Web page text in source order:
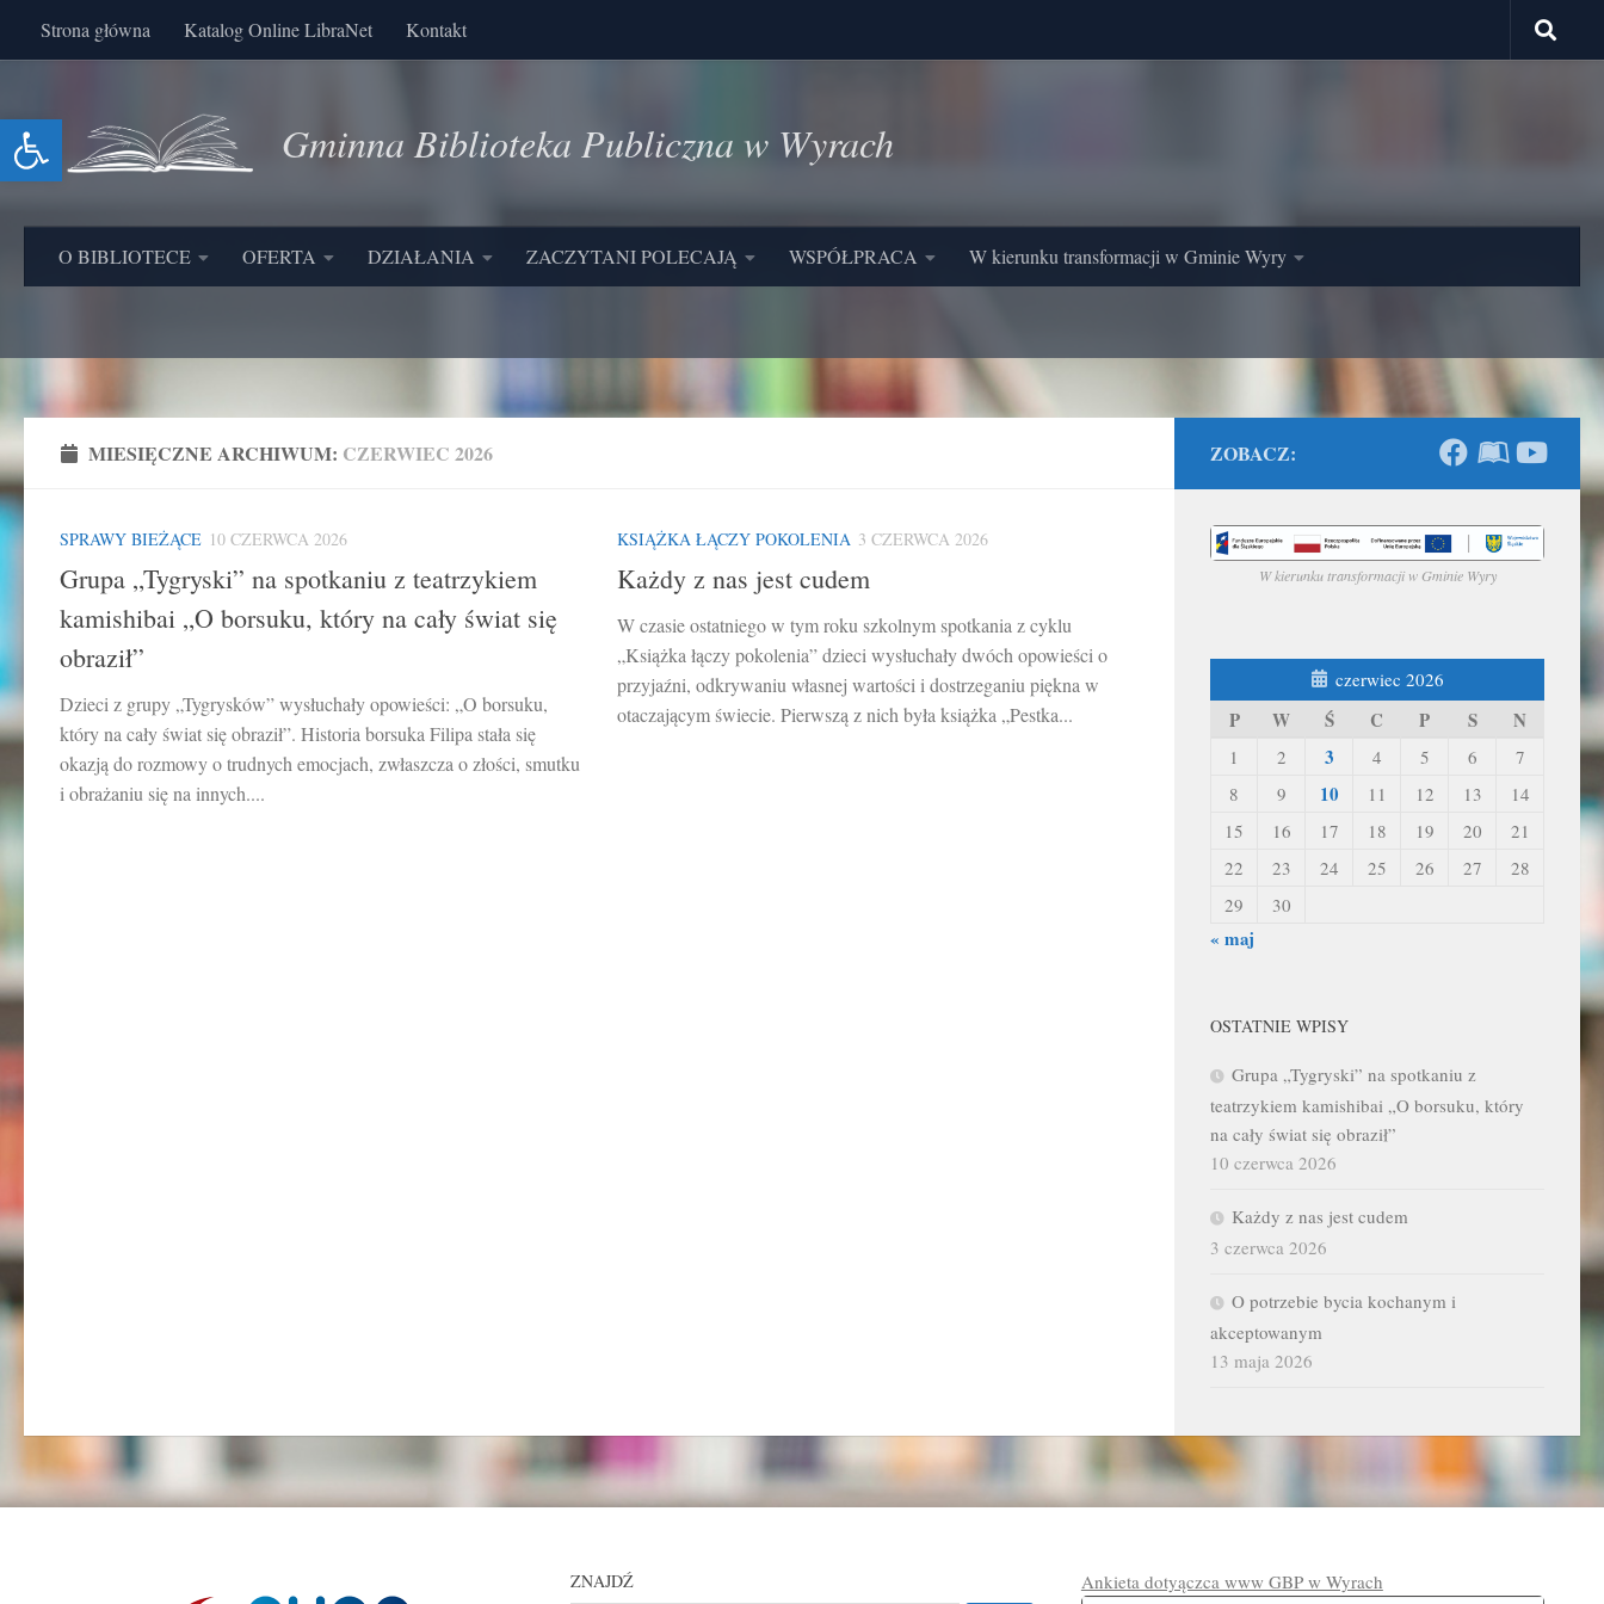
Otwórz pasek narzędzi
Skip to content
Strona główna Katalog Online LibraNet Kontakt
Gminna Biblioteka Publiczna w Wyrach
O BIBLIOTECE OFERTA DZIAŁANIA ZACZYTANI POLECAJĄ WSPÓŁPRACA W kierunku transformacji w Gminie Wyry
MIESIĘCZNE ARCHIWUM: CZERWIEC 2026
SPRAWY BIEŻĄCE 10 CZERWCA 2026
Grupa „Tygryski” na spotkaniu z teatrzykiem
kamishibai „O borsuku, który na cały świat się
obraził”
Dzieci z grupy „Tygrysków” wysłuchały opowieści: „O borsuku,
który na cały świat się obraził”. Historia borsuka Filipa stała się
okazją do rozmowy o trudnych emocjach, zwłaszcza o złości, smutku
i obrażaniu się na innych....
KSIĄŻKA ŁĄCZY POKOLENIA 3 CZERWCA 2026
Każdy z nas jest cudem
W czasie ostatniego w tym roku szkolnym spotkania z cyklu
„Książka łączy pokolenia” dzieci wysłuchały dwóch opowieści o
przyjaźni, odkrywaniu własnej wartości i dostrzeganiu piękna w
otaczającym świecie. Pierwszą z nich była książka „Pestka...
ZOBACZ:
W kierunku transformacji w Gminie Wyry
czerwiec 2026
P W Ś C P S N
1 2 3 4 5 6
7
8
9 10 11 12 13
14
15
16 17 18 19 20
21
22
23 24 25 26 27
28
29
30
« maj
OSTATNIE WPISY
Grupa „Tygryski” na spotkaniu z
teatrzykiem kamishibai „O borsuku, który
na cały świat się obraził”
10 czerwca 2026
Każdy z nas jest cudem
3 czerwca 2026
O potrzebie bycia kochanym i
akceptowanym
13 maja 2026
ZNAJDŹ Ankieta dotyączca www GBP w Wyrach